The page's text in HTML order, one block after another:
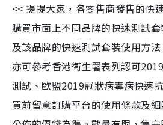
<< 提提大家，各零售商發售的快
購買市面上不同品牌的快速測試
及該品牌的快速測試套裝使用方
亦可參考香港衞生署表列認可
測試、歐盟2019冠狀病毒病快速
買前留意訂購平台的使用條款及